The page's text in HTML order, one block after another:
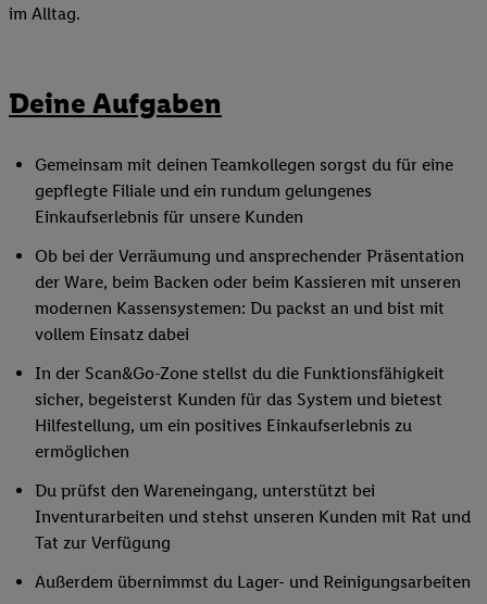
im Alltag.
Deine Aufgaben
Gemeinsam mit deinen Teamkollegen sorgst du für eine
gepflegte Filiale und ein rundum gelungenes
Einkaufserlebnis für unsere Kunden
Ob bei der Verräumung und ansprechender Präsentation
der Ware, beim Backen oder beim Kassieren mit unseren
modernen Kassensystemen: Du packst an und bist mit
vollem Einsatz dabei
In der Scan&Go-Zone stellst du die Funktionsfähigkeit
sicher, begeisterst Kunden für das System und bietest
Hilfestellung, um ein positives Einkaufserlebnis zu
ermöglichen
Du prüfst den Wareneingang, unterstützt bei
Inventurarbeiten und stehst unseren Kunden mit Rat und
Tat zur Verfügung
Außerdem übernimmst du Lager- und Reinigungsarbeiten